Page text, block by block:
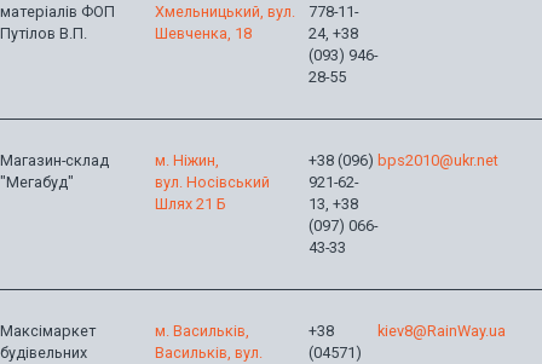
матеріалів ФОП
Путілов В.П.
Хмельницький, вул.
Шевченка, 18
778-11-
24, +38
(093) 946-
28-55
Магазин-склад
"Мегабуд"
м. Ніжин,
вул. Носівський
Шлях 21 Б
+38 (096)
921-62-
13, +38
(097) 066-
43-33
bps2010@ukr.net
Максімаркет
будівельних
м. Васильків,
Васильків, вул.
+38
(04571)
kiev8@RainWay.ua